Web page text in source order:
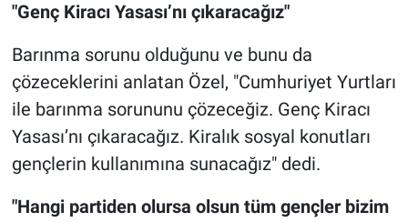
"Genç Kiracı Yasası’nı çıkaracağız"
Barınma sorunu olduğunu ve bunu da
çözeceklerini anlatan Özel, "Cumhuriyet Yurtları
ile barınma sorununu çözeceğiz. Genç Kiracı
Yasası’nı çıkaracağız. Kiralık sosyal konutları
gençlerin kullanımına sunacağız" dedi.
"Hangi partiden olursa olsun tüm gençler bizim